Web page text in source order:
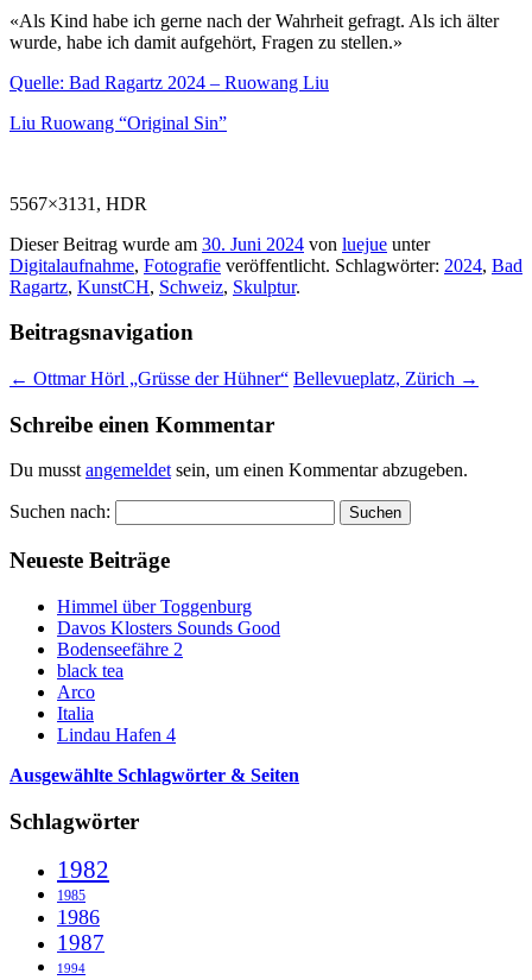
«Als Kind habe ich gerne nach der Wahrheit gefragt. Als ich älter
wurde, habe ich damit aufgehört, Fragen zu stellen.»
Quelle: Bad Ragartz 2024 – Ruowang Liu
Liu Ruowang “Original Sin”
5567×3131, HDR
Dieser Beitrag wurde am 30. Juni 2024 von luejue unter
Digitalaufnahme, Fotografie veröffentlicht. Schlagwörter: 2024, Bad
Ragartz, KunstCH, Schweiz, Skulptur.
Beitragsnavigation
← Ottmar Hörl „Grüsse der Hühner“ Bellevueplatz, Zürich →
Schreibe einen Kommentar
Du musstangemeldetsein, um einen Kommentar abzugeben.
Suchen nach:
Neueste Beiträge
Himmel über Toggenburg
Davos Klosters Sounds Good
Bodenseefähre 2
black tea
Arco
Italia
Lindau Hafen 4
Ausgewählte Schlagwörter & Seiten
Schlagwörter
1982
1985
1986
1987
1994